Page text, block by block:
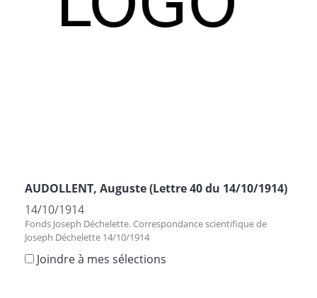
AUDOLLENT, Auguste (Lettre 40 du 14/10/1914)
14/10/1914
Fonds Joseph Déchelette. Correspondance scientifique de
Joseph Déchelette 14/10/1914
Joindre à mes sélections